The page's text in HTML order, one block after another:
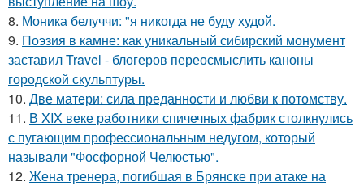
8. Моника белуччи: "я никогда не буду худой.
9. Поэзия в камне: как уникальный сибирский монумент
заставил Travel - блогеров переосмыслить каноны
городской скульптуры.
10. Две матери: сила преданности и любви к потомству.
11. В XIX веке работники спичечных фабрик столкнулись
с пугающим профессиональным недугом, который
называли "Фосфорной Челюстью".
12. Жена тренера, погибшая в Брянске при атаке на